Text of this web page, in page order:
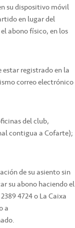
su dispositivo móvil
en lugar del
abono físico, en los
estar registrado en la
correo electrónico
del club,
contigua a Cofarte);
de su asiento sin
su abono haciendo el
4724 o La Caixa
a